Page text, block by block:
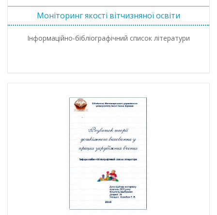
Моніторинг якості вітчизняної освіти
Інформаційно-бібліографічний список літератури